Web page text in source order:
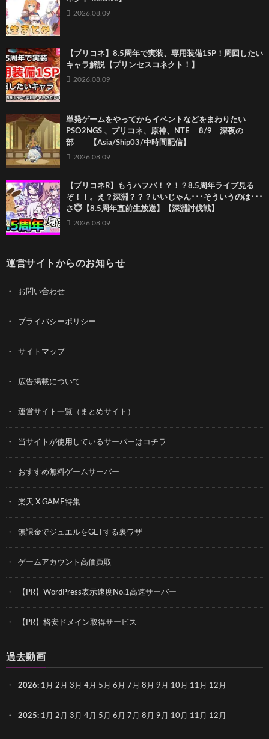
2026.08.09
【プリコネ】8.5周年で実装、専用装備1SP！周回したい
キャラ解説【プリンセスコネクト！】
2026.08.09
単発ゲームをやってからイベントなどをまわりたい
PSO2NGS 、プリコネ、原神、NTE 8/9 深夜の
部 【Asia/Ship03/中時間配信】
2026.08.09
【プリコネR】もうハフバ！？！？8.5周年ライブ見る
ぞ！！。え？深淵？？？いいじゃん･･･そういうのは･･･
さ😇【8.5周年直前生放送】【深淵討伐戦】
2026.08.09
運営サイトからのお知らせ
お問い合わせ
プライバシーポリシー
サイトマップ
広告掲載について
運営サイト一覧（まとめサイト）
当サイトが使用しているサーバーはコチラ
おすすめ無料ゲームサーバー
楽天 X GAME特集
無課金でジュエルをGETする裏ワザ
ゲームアカウント高価買取
【PR】WordPress表示速度No.1高速サーバー
【PR】格安ドメイン取得サービス
過去動画
2026: 1月 2月 3月 4月 5月 6月 7月 8月 9月 10月 11月 12月
2025: 1月 2月 3月 4月 5月 6月 7月 8月 9月 10月 11月 12月